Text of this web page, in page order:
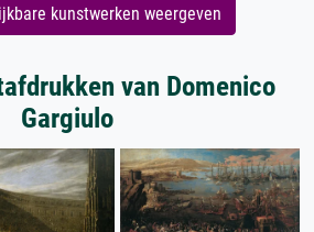
kunstwerken weergeven
van Domenico
Gargiulo